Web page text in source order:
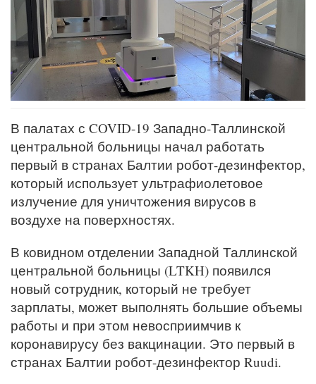
В палатах с COVID-19 Западно-Таллинской
центральной больницы начал работать
первый в странах Балтии робот-дезинфектор,
который использует ультрафиолетовое
излучение для уничтожения вирусов в
воздухе на поверхностях.
В ковидном отделении Западной Таллинской
центральной больницы (LTKH) появился
новый сотрудник, который не требует
зарплаты, может выполнять большие объемы
работы и при этом невосприимчив к
коронавирусу без вакцинации. Это первый в
странах Балтии робот-дезинфектор Ruudi.